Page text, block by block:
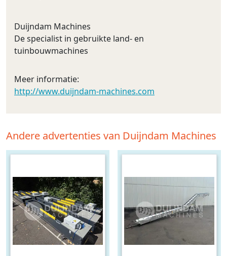
Duijndam Machines
De specialist in gebruikte land- en
tuinbouwmachines
Meer informatie:
http://www.duijndam-machines.com
Andere advertenties van Duijndam Machines